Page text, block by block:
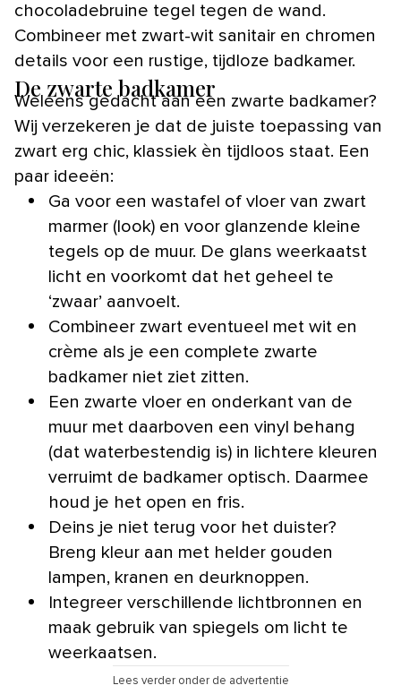
chocoladebruine tegel tegen de wand.
Combineer met zwart-wit sanitair en chromen
details voor een rustige, tijdloze badkamer.
De zwarte badkamer
Weleens gedacht aan een zwarte badkamer?
Wij verzekeren je dat de juiste toepassing van
zwart erg chic, klassiek èn tijdloos staat. Een
paar ideeën:
Ga voor een wastafel of vloer van zwart
marmer (look) en voor glanzende kleine
tegels op de muur. De glans weerkaatst
licht en voorkomt dat het geheel te
‘zwaar’ aanvoelt.
Combineer zwart eventueel met wit en
crème als je een complete zwarte
badkamer niet ziet zitten.
Een zwarte vloer en onderkant van de
muur met daarboven een vinyl behang
(dat waterbestendig is) in lichtere kleuren
verruimt de badkamer optisch. Daarmee
houd je het open en fris.
Deins je niet terug voor het duister?
Breng kleur aan met helder gouden
lampen, kranen en deurknoppen.
Integreer verschillende lichtbronnen en
maak gebruik van spiegels om licht te
weerkaatsen.
Lees verder onder de advertentie